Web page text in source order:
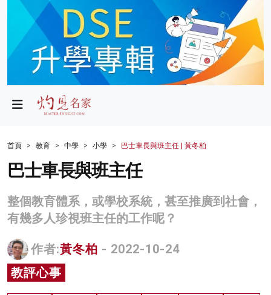
政局
財經
生活
商業
科技
影片
首頁 教育 中學 小學 巴士車長與班主任 | 黃冬柏
巴士車長與班主任
整個教育體系，或學校系統，甚至推廣到社會，
有幾多人珍視班主任的工作呢？
作者:黃冬柏 - 2022-10-24
教評心事